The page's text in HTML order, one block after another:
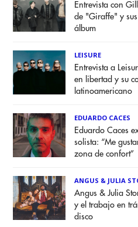
Entrevista con
de "Giraffe" y
álbum
LEISURE
Entrevista a
en libertad y su
latinoamericano
EDUARDO CACES
Eduardo Caces
solista: “Me
zona de confort”
ANGUS & JULIA
Angus & Julia
y el trabajo en
disco